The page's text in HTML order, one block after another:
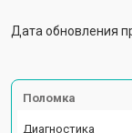
Дата обновления
Поломка
Диагностика